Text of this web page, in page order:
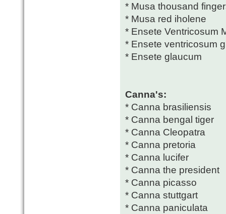
* Musa thousand
* Musa red iholene
* Ensete Ventricosum
* Ensete ventricosum
* Ensete glaucum
Canna's:
* Canna brasiliensis
* Canna bengal tiger
* Canna Cleopatra
* Canna pretoria
* Canna lucifer
* Canna the president
* Canna picasso
* Canna stuttgart
* Canna paniculata